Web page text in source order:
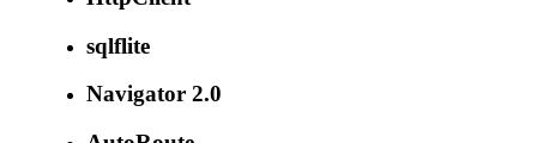
sqlflite
Navigator 2.0